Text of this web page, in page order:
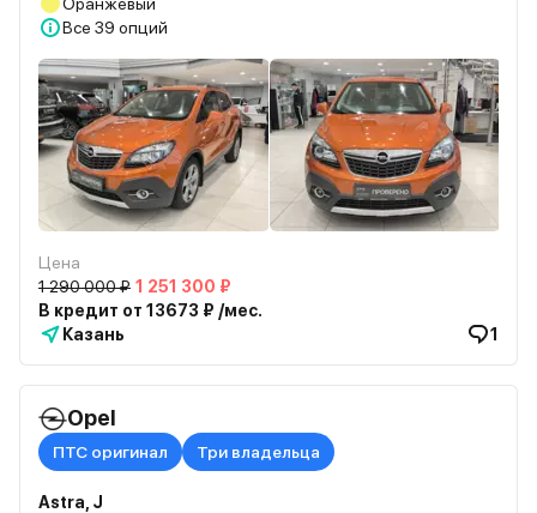
Все 39 опций
Цена
1 290 000 ₽ 1 251 300 ₽
В кредит от 13673 ₽ /мес.
Казань
1
Opel
ПТС оригинал Три владельца
Astra, J